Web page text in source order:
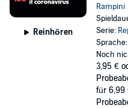
Reinhören
Rampini
Serie:
Noch
3,95 €
für 6,99